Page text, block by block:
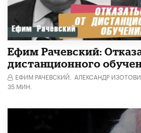
Ефим Рачевский:
дистанционного
ЕФИМ РАЧЕВСКИЙ, АЛЕКСАНДР
35 МИН.